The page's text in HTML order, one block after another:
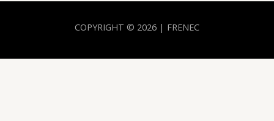
COPYRIGHT © 2026 | FRENEC